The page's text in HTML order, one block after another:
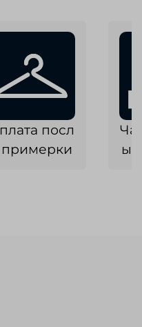
посл
примерки